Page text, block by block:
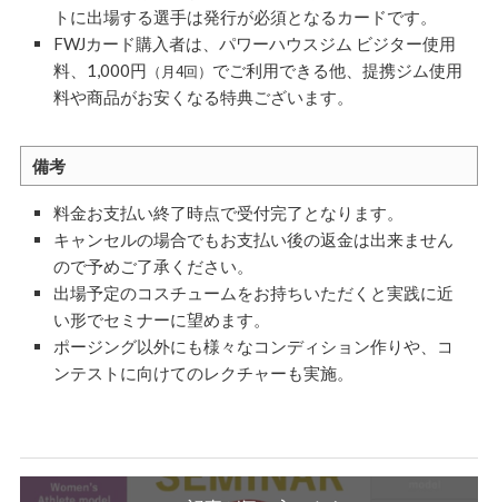
トに出場する選手は発行が必須となるカードです。
FWJカード購入者は、パワーハウスジム ビジター使用
料、1,000円
（月4回） でご利用できる他、提携ジム使用
料や商品がお安くなる特典ございます。
備考
料金お支払い終了時点で受付完了となります。
キャンセルの場合でもお支払い後の返金は出来ません
ので予めご了承ください。
出場予定のコスチュームをお持ちいただくと実践に近
い形でセミナーに望めます。
ポージング以外にも様々なコンディション作りや、コ
ンテストに向けてのレクチャーも実施。